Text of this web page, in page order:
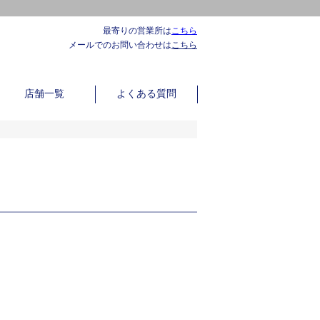
最寄りの営業所はこちら
メールでのお問い合わせはこちら
店舗一覧 よくある質問